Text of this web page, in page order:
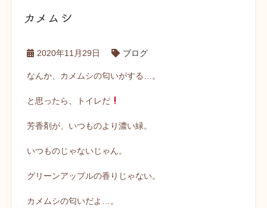
カメムシ
2020年11月29日 ブログ
なんか、カメムシの匂いがする…。
と思ったら、トイレだ
芳香剤が、いつものより濃い緑。
いつものじゃないじゃん。
グリーンアップルの香りじゃない。
カメムシの匂いだよ…。